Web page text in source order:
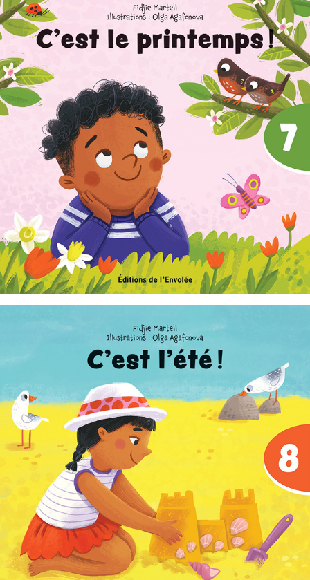
C'est parti, je lis ! 07 : C'est le printemps !
C'est parti, je lis ! 08 : C'est l'été !